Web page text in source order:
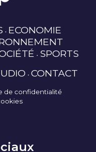
ECONOMIE
SPORTS
CONTACT
de confidentialité